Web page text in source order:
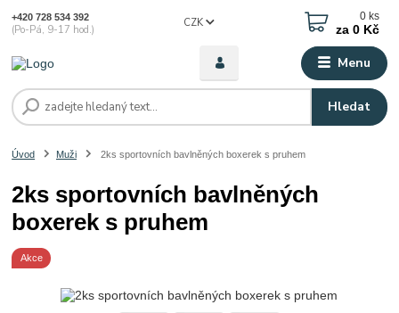
Menu
CZK
Hledat
+420 728 534 392
(Po-Pá, 9-17 hod.)
0 ks
za 0 Kč
Úvod Muži 2ks sportovních bavlněných boxerek s pruhem
2ks sportovních bavlněných
boxerek s pruhem
Akce